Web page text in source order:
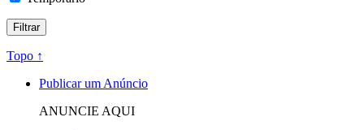
Topo ↑
Publicar um Anúncio
ANUNCIE AQUI